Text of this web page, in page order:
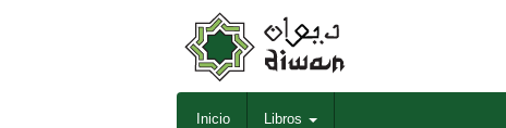
Inicio Libros